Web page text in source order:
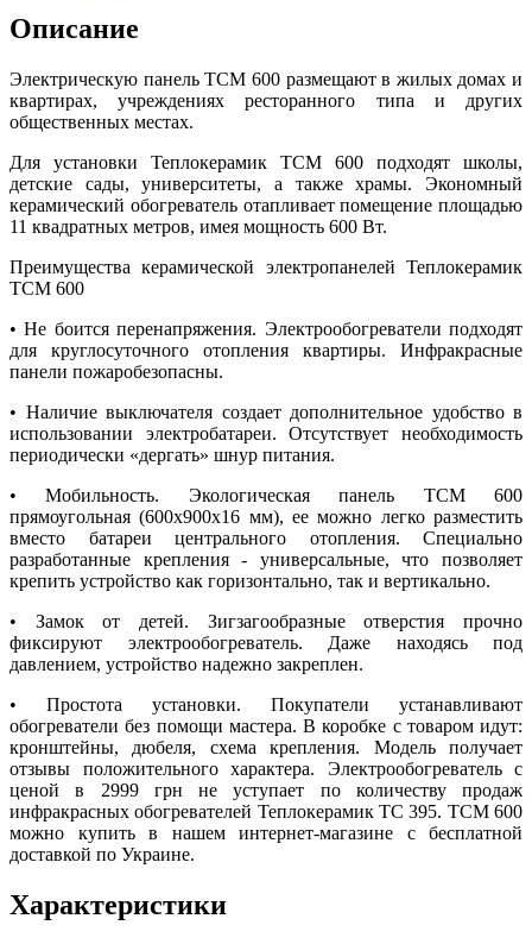
Описание
Электрическую панель ТСМ 600 размещают в жилых домах и
квартирах, учреждениях ресторанного типа и других
общественных местах.
Для установки Теплокерамик ТСМ 600 подходят школы,
детские сады, университеты, а также храмы. Экономный
керамический обогреватель отапливает помещение площадью
11 квадратных метров, имея мощность 600 Вт.
Преимущества керамической электропанелей Теплокерамик
ТСМ 600
• Не боится перенапряжения. Электрообогреватели подходят
для круглосуточного отопления квартиры. Инфракрасные
панели пожаробезопасны.
• Наличие выключателя создает дополнительное удобство в
использовании электробатареи. Отсутствует необходимость
периодически «дергать» шнур питания.
• Мобильность. Экологическая панель ТСМ 600
прямоугольная (600х900х16 мм), ее можно легко разместить
вместо батареи центрального отопления. Специально
разработанные крепления - универсальные, что позволяет
крепить устройство как горизонтально, так и вертикально.
• Замок от детей. Зигзагообразные отверстия прочно
фиксируют электрообогреватель. Даже находясь под
давлением, устройство надежно закреплен.
• Простота установки. Покупатели устанавливают
обогреватели без помощи мастера. В коробке с товаром идут:
кронштейны, дюбеля, схема крепления. Модель получает
отзывы положительного характера. Электрообогреватель с
ценой в 2999грн не уступает по количеству продаж
инфракрасных обогревателей Теплокерамик ТС 395. ТСМ 600
можно купить в нашем интернет-магазине с бесплатной
доставкой по Украине.
Характеристики